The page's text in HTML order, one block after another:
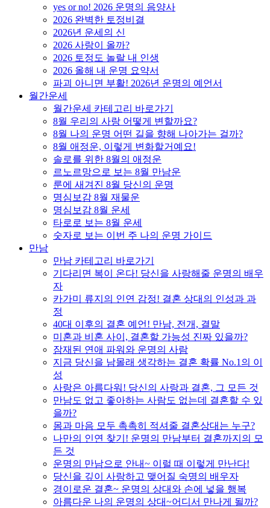
yes or no! 2026 운명의 음양사
2026 완벽한 토정비결
2026년 운세의 신
2026 사랑이 올까?
2026 토정도 놀랄 내 인생
2026 올해 내 운명 요약서
파괴 아니면 부활! 2026년 운명의 예언서
월간운세
월간운세 카테고리 바로가기
8월 우리의 사랑 어떻게 변할까요?
8월 나의 운명 어떤 길을 향해 나아가는 걸까?
8월 애정운, 이렇게 변화할거예요!
솔로를 위한 8월의 애정운
르노르망으로 보는 8월 만남운
룬에 새겨진 8월 당신의 운명
명심보감 8월 재물운
명심보감 8월 운세
타로로 보는 8월 운세
숫자로 보는 이번 주 나의 운명 가이드
만남
만남 카테고리 바로가기
기다리면 복이 온다! 당신을 사랑해줄 운명의 배우
자
카가미 류지의 인연 감정! 결혼 상대의 인성과 과
정
40대 이후의 결혼 예언! 만남, 전개, 결말
미혼과 비혼 사이, 결혼할 가능성 진짜 있을까?
잠재된 연애 파워와 운명의 사람
지금 당신을 남몰래 생각하는 결혼 확률 No.1의 이
성
사랑은 아름다워! 당신의 사랑과 결혼, 그 모든 것
만남도 없고 좋아하는 사람도 없는데 결혼할 수 있
을까?
몸과 마음 모두 촉촉히 적셔줄 결혼상대는 누구?
나만의 인연 찾기! 운명의 만남부터 결혼까지의 모
든 것
운명의 만남으로 안내~ 이럴 때 이렇게 만난다!
당신을 깊이 사랑하고 맺어질 숙명의 배우자
경이로운 결혼~ 운명의 상대와 손에 넣을 행복
아름다운 나의 운명의 상대~어디서 만나게 될까?